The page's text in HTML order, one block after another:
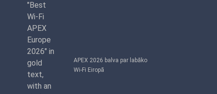
APEX 2026 balva par labāko
Wi-Fi Eiropā